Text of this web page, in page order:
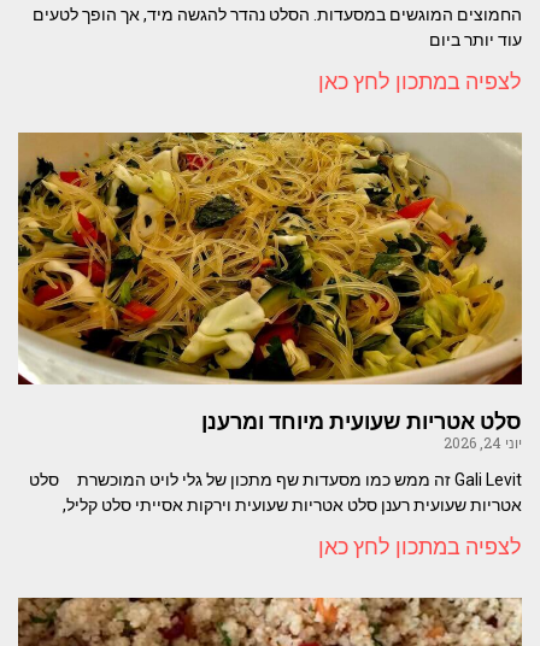
החמוצים המוגשים במסעדות. הסלט נהדר להגשה מיד, אך הופך לטעים
עוד יותר ביום
לצפיה במתכון לחץ כאן
סלט אטריות שעועית מיוחד ומרענן
יוני 24, 2026
Gali Levit זה ממש כמו מסעדות שף מתכון של גלי לויט המוכשרת סלט
אטריות שעועית רענן סלט אטריות שעועית וירקות אסייתי סלט קליל,
לצפיה במתכון לחץ כאן